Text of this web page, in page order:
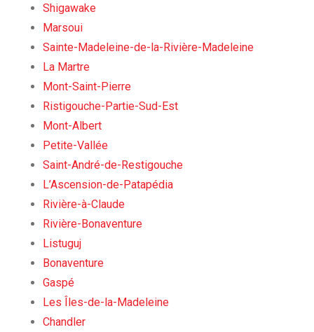
Shigawake
Marsoui
Sainte-Madeleine-de-la-Rivière-Madeleine
La Martre
Mont-Saint-Pierre
Ristigouche-Partie-Sud-Est
Mont-Albert
Petite-Vallée
Saint-André-de-Restigouche
L’Ascension-de-Patapédia
Rivière-à-Claude
Rivière-Bonaventure
Listuguj
Bonaventure
Gaspé
Les Îles-de-la-Madeleine
Chandler